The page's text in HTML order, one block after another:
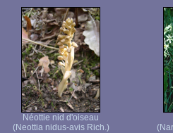
Néottie nid d'oiseau
(Neottia nidus-avis Rich.)